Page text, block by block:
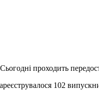
проходить
102